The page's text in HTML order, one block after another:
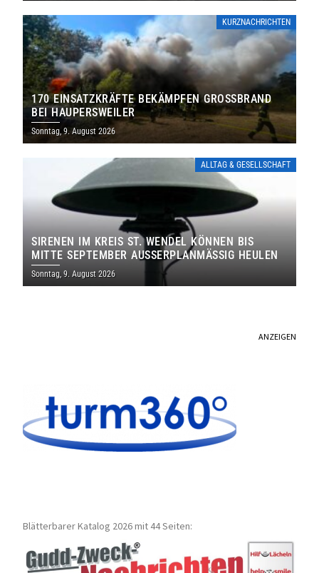
KURZNACHRICHTEN
170 EINSATZKRÄFTE BEKÄMPFEN GROSSBRAND B
EI HAUPERSWEILER
Sonntag, 9. August 2026
ALLTAG & GESELLSCHAFT
SIRENEN IM KREIS ST. WENDEL KÖNNEN BIS
MITTE SEPTEMBER AUSSERPLANMÄSSIG HEULEN
Sonntag, 9. August 2026
ANZEIGEN
Blätterbarer Katalog 2026 mit 44 Seiten: